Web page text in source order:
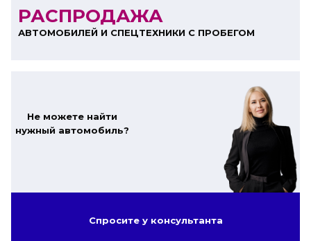
РАСПРОДАЖА
АВТОМОБИЛЕЙ И СПЕЦТЕХНИКИ С ПРОБЕГОМ
Не можете найти
нужный автомобиль?
Спросите у консультанта